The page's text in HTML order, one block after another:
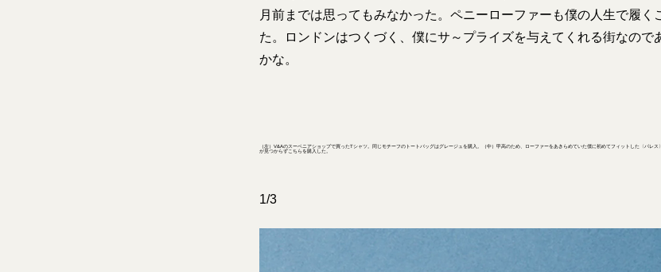
月前までは思ってもみなかった。ペニーローファーも僕の人生で履く
た。ロンドンはつくづく、僕にサ～プライズを与えてくれる街なので
かな。
（左）V&Aのスーベニアショップで買ったTシャツ。同じモチーフのトートバッグはグレージュを購入。（中）甲高のため、ローファーをあきらめていた僕に初めてフィットした〈パレ
が見つからずこちらを購入した。
1/3